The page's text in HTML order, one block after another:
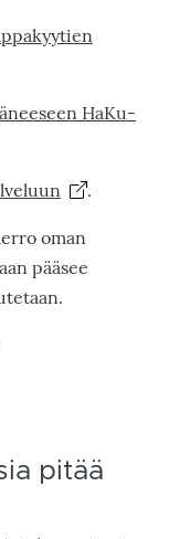
HaKu-
.
oman
pääsee
pitää